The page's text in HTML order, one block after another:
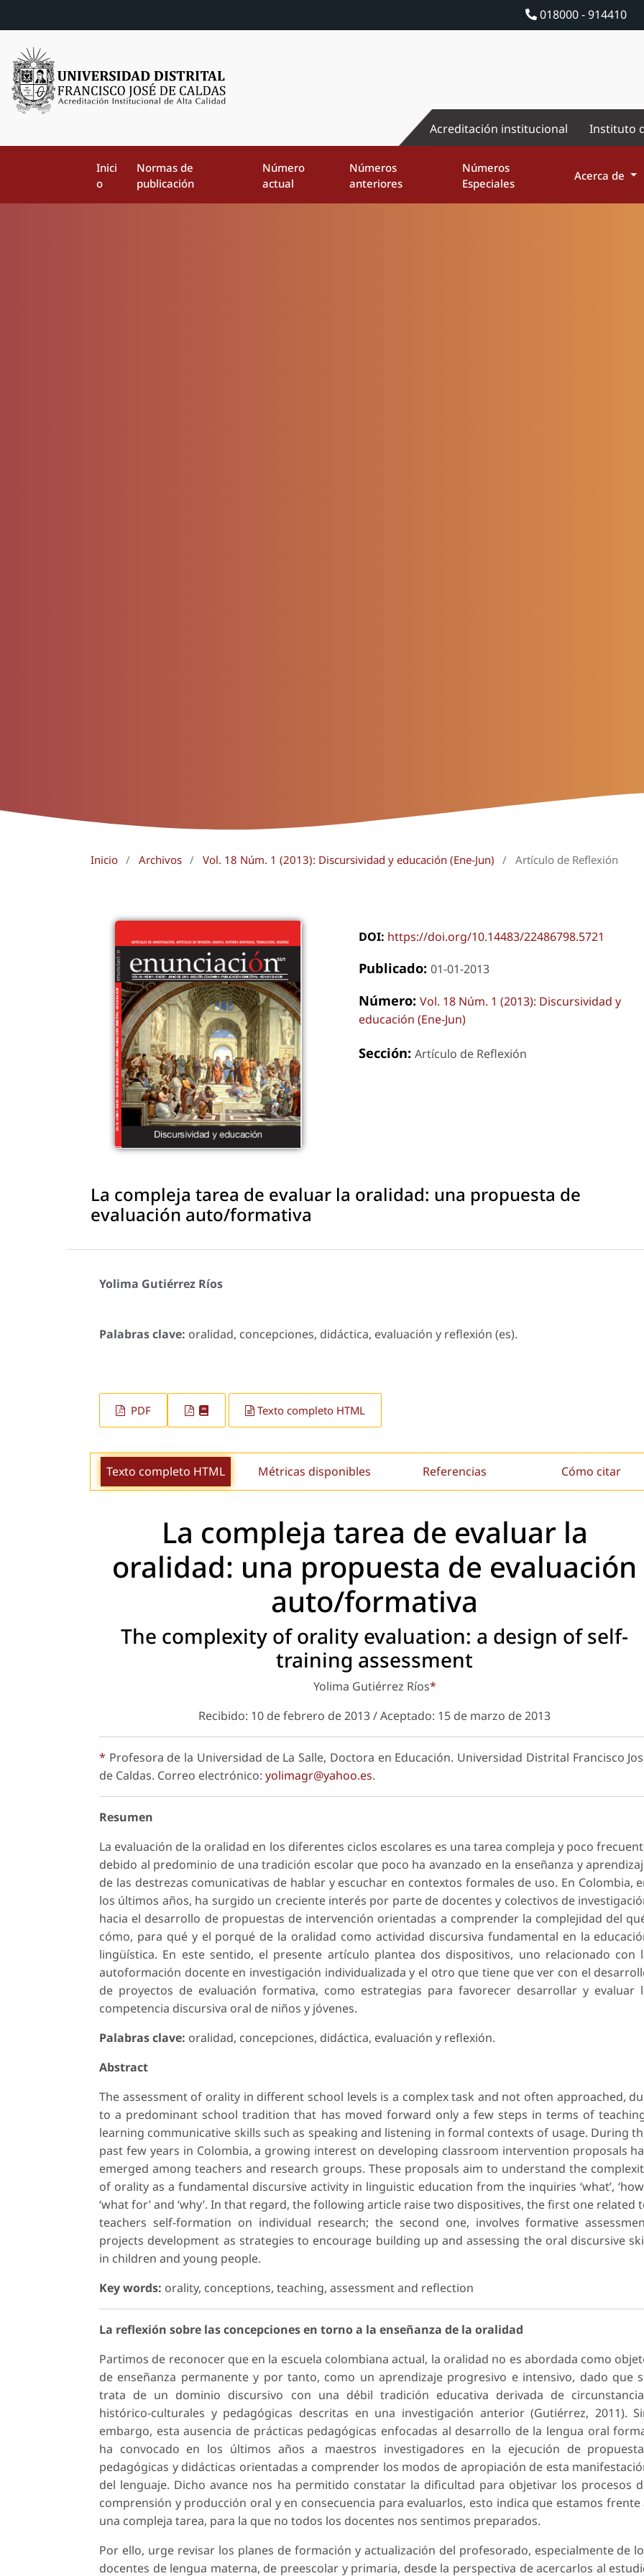
018000 - 914410
Acreditación institucional Instituto
Inici
o
Normas de
publicación
Número
actual
Números
anteriores
Números
Especiales
Acerca de
Inicio / Archivos / Vol. 18 Núm. 1 (2013): Discursividad y educación (Ene-Jun) / Artículo de Reflexión
DOI: https://doi.org/10.14483/22486798.5721
Publicado: 01-01-2013
Número: Vol. 18 Núm. 1 (2013): Discursividad y
educación (Ene-Jun)
Sección: Artículo de Reflexión
La compleja tarea de evaluar la oralidad: una propuesta de
evaluación auto/formativa
Yolima Gutiérrez Ríos
Palabras clave: oralidad, concepciones, didáctica, evaluación y reflexión (es).
PDF Texto completo HTML
Texto completo HTML Métricas disponibles Referencias Cómo citar
La compleja tarea de evaluar la
oralidad: una propuesta de evaluación
auto/formativa
The complexity of orality evaluation: a design of self-
training assessment
Yolima Gutiérrez Ríos*
Recibido: 10 de febrero de 2013 / Aceptado: 15 de marzo de 2013
* Profesora de la Universidad de La Salle, Doctora en Educación. Universidad Distrital Francisco
de Caldas. Correo electrónico: yolimagr@yahoo.es.
Resumen
La evaluación de la oralidad en los diferentes ciclos escolares es una tarea compleja y poco
debido al predominio de una tradición escolar que poco ha avanzado en la enseñanza y
de las destrezas comunicativas de hablar y escuchar en contextos formales de uso. En Colombia,
los últimos años, ha surgido un creciente interés por parte de docentes y colectivos de
hacia el desarrollo de propuestas de intervención orientadas a comprender la complejidad del
cómo, para qué y el porqué de la oralidad como actividad discursiva fundamental en la
lingüística. En este sentido, el presente artículo plantea dos dispositivos, uno relacionado con
autoformación docente en investigación individualizada y el otro que tiene que ver con el
de proyectos de evaluación formativa, como estrategias para favorecer desarrollar y evaluar
competencia discursiva oral de niños y jóvenes.
Palabras clave: oralidad, concepciones, didáctica, evaluación y reflexión.
Abstract
The assessment of orality in different school levels is a complex task and not often approached,
to a predominant school tradition that has moved forward only a few steps in terms of
learning communicative skills such as speaking and listening in formal contexts of usage. During
past few years in Colombia, a growing interest on developing classroom intervention proposals
emerged among teachers and research groups. These proposals aim to understand the
of orality as a fundamental discursive activity in linguistic education from the inquiries ‘what’,
‘what for’ and ‘why’. In that regard, the following article raise two dispositives, the first one related
teachers self-formation on individual research; the second one, involves formative
projects development as strategies to encourage building up and assessing the oral discursive
in children and young people.
Key words: orality, conceptions, teaching, assessment and reflection
La reflexión sobre las concepciones en torno a la enseñanza de la oralidad
Partimos de reconocer que en la escuela colombiana actual, la oralidad no es abordada como
de enseñanza permanente y por tanto, como un aprendizaje progresivo e intensivo, dado que
trata de un dominio discursivo con una débil tradición educativa derivada de
histórico-culturales y pedagógicas descritas en una investigación anterior (Gutiérrez, 2011).
embargo, esta ausencia de prácticas pedagógicas enfocadas al desarrollo de la lengua oral
ha convocado en los últimos años a maestros investigadores en la ejecución de
pedagógicas y didácticas orientadas a comprender los modos de apropiación de esta
del lenguaje. Dicho avance nos ha permitido constatar la dificultad para objetivar los procesos
comprensión y producción oral y en consecuencia para evaluarlos, esto indica que estamos frente
una compleja tarea, para la que no todos los docentes nos sentimos preparados.
Por ello, urge revisar los planes de formación y actualización del profesorado, especialmente de
docentes de lengua materna, de preescolar y primaria, desde la perspectiva de acercarlos al